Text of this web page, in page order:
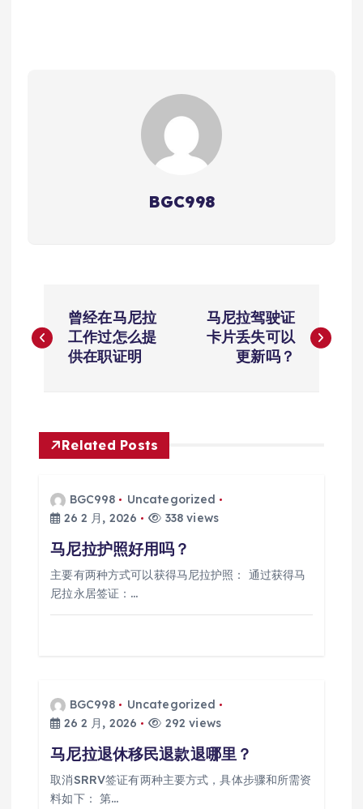
BGC998
章
航
曾经在马尼拉
工作过怎么提
供在职证明
马尼拉驾驶证
卡片丢失可以
更新吗？
Related Posts
BGC998
Uncategorized
26 2 月, 2026
338 views
马尼拉护照好用吗？
主要有两种方式可以获得马尼拉护照： 通过获得马
尼拉永居签证：…
BGC998
Uncategorized
26 2 月, 2026
292 views
马尼拉退休移民退款退哪里？
取消SRRV签证有两种主要方式，具体步骤和所需资
料如下： 第…